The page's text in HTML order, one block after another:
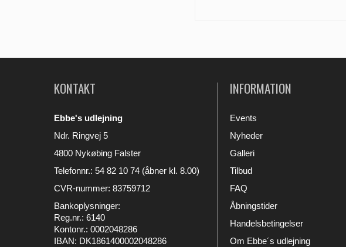
KONTAKT
Ebbe's udlejning
Ndr. Ringvej 5
4800 Nykøbing Falster
Telefonnr.: 54 82 10 74 (åbner kl. 8.00)
CVR-nummer: 83759712
Bankoplysninger:
Reg.nr.: 6140
Kontonr.: 0002048286
IBAN: DK1861400002048286
INFORMATION
Events
Nyheder
Galleri
Tilbud
FAQ
Åbningstider
Handelsbetingelser
Om Ebbe´s udlejning